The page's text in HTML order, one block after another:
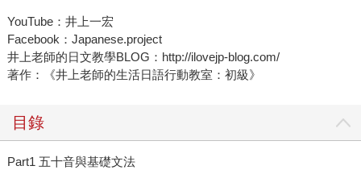
YouTube：井上一宏
Facebook：Japanese.project
井上老師的日文教學BLOG：http://ilovejp-blog.com/
著作：《井上老師的生活日語行動教室：初級》
目錄
Part1 五十音與基礎文法